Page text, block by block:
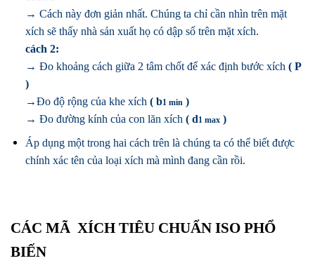
→ Cách này đơn giản nhất. Chúng ta chỉ cần nhìn trên mặt
xích sẽ thấy nhà sản xuất họ có dập số trên mặt xích.
cách 2:
→ Đo khoảng cách giữa 2 tâm chốt để xác định bước xích ( P
)
→Đo độ rộng của khe xích ( b1 min )
→ Đo đường kính của con lăn xích ( d1 max)
Áp dụng một trong hai cách trên là chúng ta có thể biết được
chính xác tên của loại xích mà mình đang cần rồi.
CÁC MÃ XÍCH TIÊU CHUẨN ISO PHỔ
BIẾN